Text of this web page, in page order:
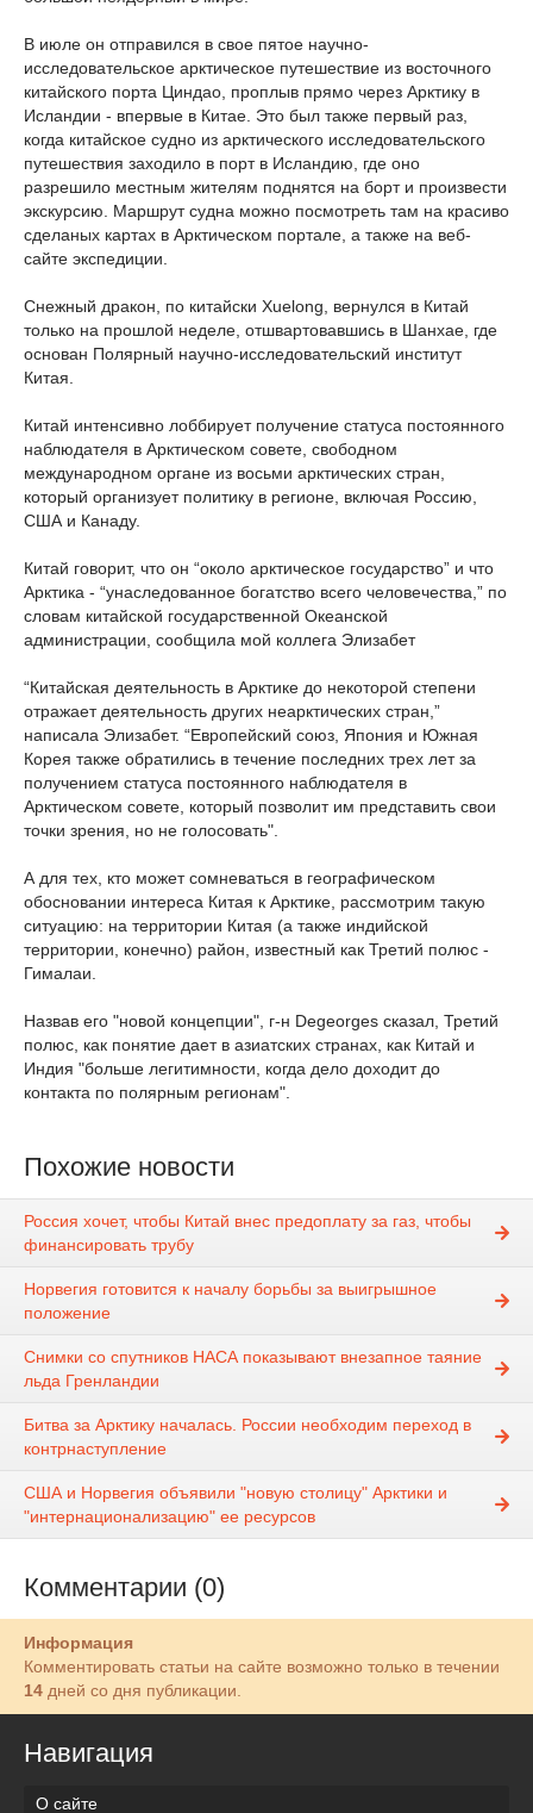
В июле он отправился в свое пятое научно-
исследовательское арктическое путешествие из восточного
китайского порта Циндао, проплыв прямо через Арктику в
Исландии - впервые в Китае. Это был также первый раз,
когда китайское судно из арктического исследовательского
путешествия заходило в порт в Исландию, где оно
разрешило местным жителям поднятся на борт и произвести
экскурсию. Маршрут судна можно посмотреть там на красиво
сделаных картах в Арктическом портале, а также на веб-
сайте экспедиции.
Снежный дракон, по китайски Xuelong, вернулся в Китай
только на прошлой неделе, отшвартовавшись в Шанхае, где
основан Полярный научно-исследовательский институт
Китая.
Китай интенсивно лоббирует получение статуса постоянного
наблюдателя в Арктическом совете, свободном
международном органе из восьми арктических стран,
который организует политику в регионе, включая Россию,
США и Канаду.
Китай говорит, что он “около арктическое государство” и что
Арктика - “унаследованное богатство всего человечества,” по
словам китайской государственной Океанской
администрации, сообщила мой коллега Элизабет
“Китайская деятельность в Арктике до некоторой степени
отражает деятельность других неарктических стран,”
написала Элизабет. “Европейский союз, Япония и Южная
Корея также обратились в течение последних трех лет за
получением статуса постоянного наблюдателя в
Арктическом совете, который позволит им представить свои
точки зрения, но не голосовать".
А для тех, кто может сомневаться в географическом
обосновании интереса Китая к Арктике, рассмотрим такую
ситуацию: на территории Китая (а также индийской
территории, конечно) район, известный как Третий полюс -
Гималаи.
Назвав его "новой концепции", г-н Degeorges сказал, Третий
полюс, как понятие дает в азиатских странах, как Китай и
Индия "больше легитимности, когда дело доходит до
контакта по полярным регионам".
Похожие новости
Россия хочет, чтобы Китай внес предоплату за газ, чтобы
финансировать трубу
Норвегия готовится к началу борьбы за выигрышное
положение
Снимки со спутников НАСА показывают внезапное таяние
льда Гренландии
Битва за Арктику началась. России необходим переход в
контрнаступление
США и Норвегия объявили "новую столицу" Арктики и
"интернационализацию" ее ресурсов
Комментарии (0)
Информация
Комментировать статьи на сайте возможно только в течении
14 дней со дня публикации.
Навигация
О сайте